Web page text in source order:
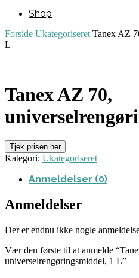
Shop
Forside Ukategoriseret Tanex AZ
L
Tanex AZ 70,
Tjek prisen her
Kategori: Ukategoriseret
Anmeldelser (0)
Anmeldelser
Der er endnu ikke nogle
Vær den første til at anmelde
universelrengøringsmiddel, 1 L”